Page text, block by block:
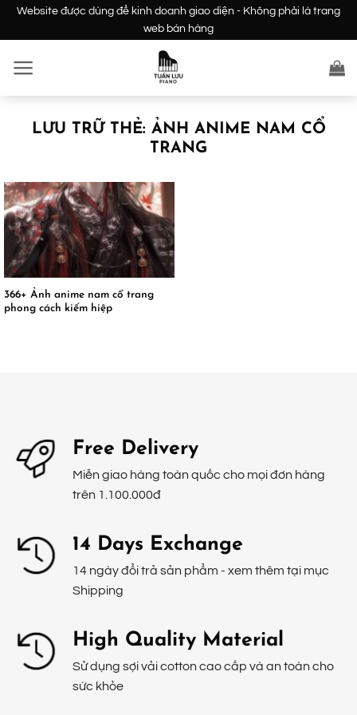
dung
Website được dùng để kinh doanh giao diện - Không phải là trang
web bán hàng
LƯU TRỮ THẺ: ẢNH ANIME NAM CỔ
TRANG
366+ Ảnh anime nam cổ trang
phong cách kiếm hiệp
Free Delivery
Miễn giao hàng toàn quốc cho mọi đơn hàng
trên 1.100.000đ
14 Days Exchange
14 ngày đổi trả sản phẩm - xem thêm tại mục
Shipping
High Quality Material
Sử dụng sợi vải cotton cao cấp và an toàn cho
sức khỏe